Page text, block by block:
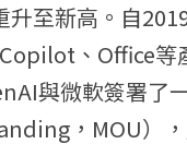
至新高。自
、Office等
與微軟簽署了
，MOU），